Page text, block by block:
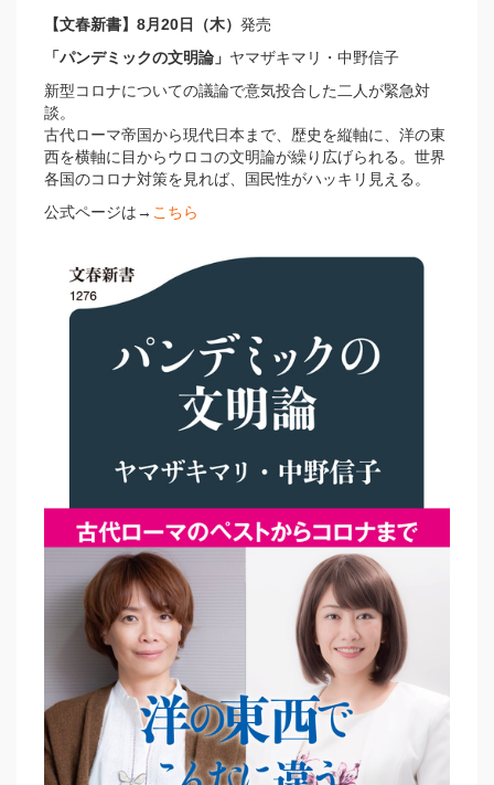
【文春新書】8月20日（木） 発売
「パンデミックの文明論」 ヤマザキマリ・中野信子
新型コロナについての議論で意気投合した二人が緊急対
談。
古代ローマ帝国から現代日本まで、歴史を縦軸に、洋の東
西を横軸に目からウロコの文明論が繰り広げられる。世界
各国のコロナ対策を見れば、国民性がハッキリ見える。
公式ページは→ こちら